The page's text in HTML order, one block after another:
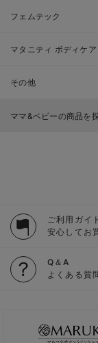
フェムテック
マタニティ ボディケア
その他
ママ&ベビーの商品を
ご利用ガイ
安心してお
Q＆A
よくある質